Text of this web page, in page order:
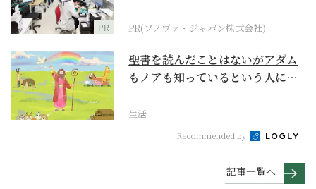
PR PR(ソノヴァ・ジャパン株式会社)
聖書を読んだことはないがアダム
もノアも知っているという人に
生活
Recommended by
記事一覧へ